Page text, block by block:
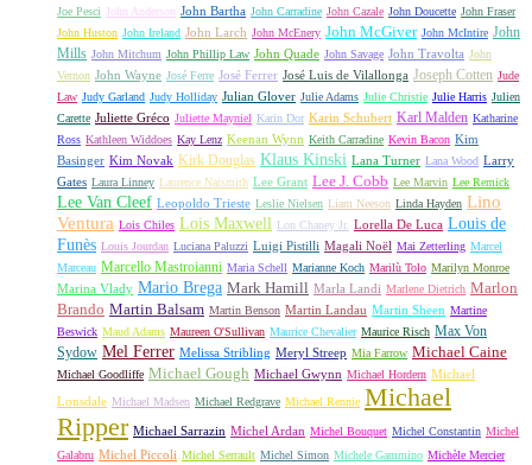
Joe Pesci John Anderson John Bartha John Carradine John Cazale John Doucette John Fraser
John Huston John Ireland John Larch John McEnery John McGiver John McIntire John
Mills John Mitchum John Phillip Law John Quade John Savage John Travolta John
Vernon John Wayne José Ferre José Ferrer José Luis de Vilallonga Joseph Cotten Jude
Law Judy Garland Judy Holliday Julian Glover Julie Adams Julie Christie Julie Harris Julien
Carette Juliette Gréco Juliette Mayniel Karin Dor Karin Schubert Karl Malden Katharine
Ross Kathleen Widdoes Kay Lenz Keenan Wynn Keith Carradine Kevin Bacon Kim
Basinger Kim Novak Kirk Douglas Klaus Kinski Lana Turner Lana Wood Larry
Gates Laura Linney Laurence Naismith Lee Grant Lee J. Cobb Lee Marvin Lee Remick
Lee Van Cleef Leopoldo Trieste Leslie Nielsen Liam Neeson Linda Hayden Lino
Ventura Lois Chiles Lois Maxwell Lon Chaney Jr. Lorella De Luca Louis de
Funès Louis Jourdan Luciana Paluzzi Luigi Pistilli Magali Noël Mai Zetterling Marcel
Marceau Marcello Mastroianni Maria Schell Marianne Koch Marilù Tolo Marilyn Monroe
Marina Vlady Mario Brega Mark Hamill Marla Landi Marlene Dietrich Marlon
Brando Martin Balsam Martin Benson Martin Landau Martin Sheen Martine
Beswick Maud Adams Maureen O'Sullivan Maurice Chevalier Maurice Risch Max Von
Sydow Mel Ferrer Melissa Stribling Meryl Streep Mia Farrow Michael Caine
Michael Goodliffe Michael Gough Michael Gwynn Michael Hordern Michael
Lonsdale Michael Madsen Michael Redgrave Michael Rennie Michael
Ripper Michael Sarrazin Michel Ardan Michel Bouquet Michel Constantin Michel
Galabru Michel Piccoli Michel Serrault Michel Simon Michele Gammino Michèle Mercier